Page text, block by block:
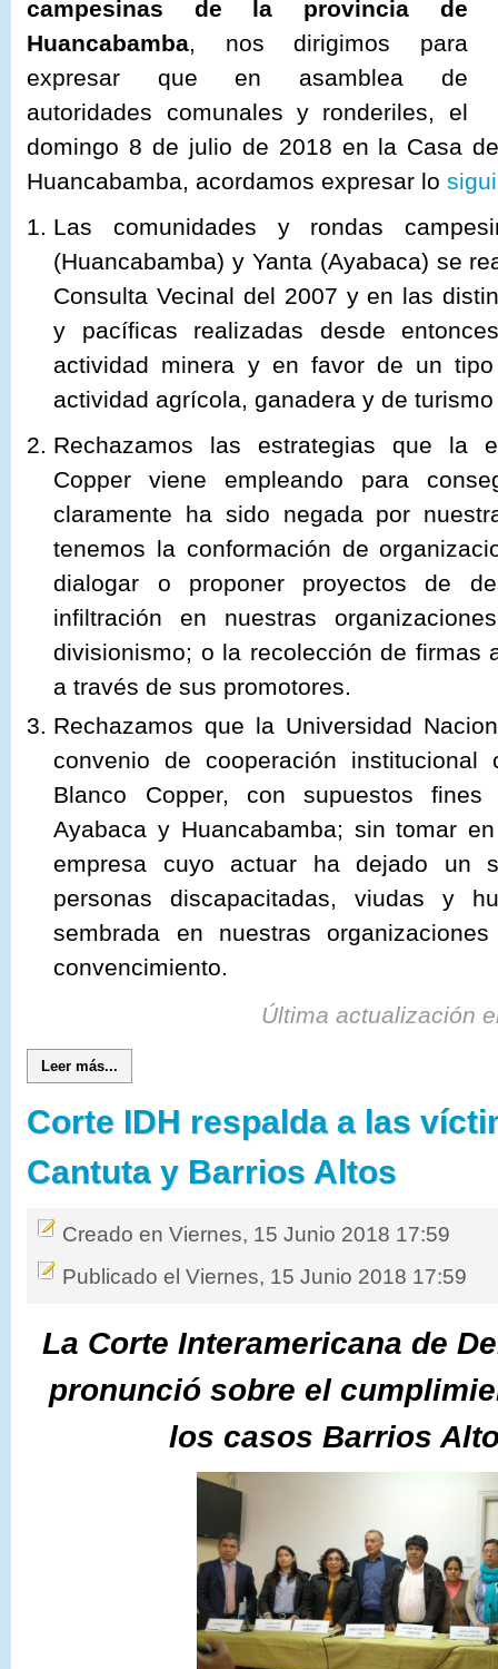
campesinas de la provincia de
Huancabamba, nos dirigimos para
expresar que en asamblea de
autoridades comunales y ronderiles, el
domingo 8 de julio de 2018 en la Casa
Huancabamba, acordamos expresar lo
Las comunidades y rondas
(Huancabamba) y Yanta (Ayabaca) se
Consulta Vecinal del 2007 y en las
y pacíficas realizadas desde
actividad minera y en favor de un
actividad agrícola, ganadera y de
Rechazamos las estrategias que la
Copper viene empleando para
claramente ha sido negada por
tenemos la conformación de
dialogar o proponer proyectos de
infiltración en nuestras
divisionismo; o la recolección de firmas
a través de sus promotores.
Rechazamos que la Universidad
convenio de cooperación
Blanco Copper, con supuestos
Ayabaca y Huancabamba; sin tomar
empresa cuyo actuar ha dejado un
personas discapacitadas, viudas y
sembrada en nuestras
convencimiento.
Última actualización
Leer más...
Corte IDH respalda a las
Cantuta y Barrios Altos
Creado en Viernes, 15 Junio 2018 17:59
Publicado el Viernes, 15 Junio 2018 17:59
La Corte Interamericana de
pronunció sobre el
los casos Barrios